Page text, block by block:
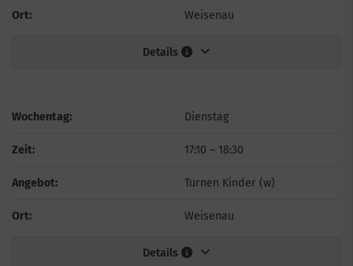
Ort: Weisenau
Details
Wochentag: Dienstag
Zeit: 17:10 – 18:30
Angebot: Turnen Kinder (w)
Ort: Weisenau
Details